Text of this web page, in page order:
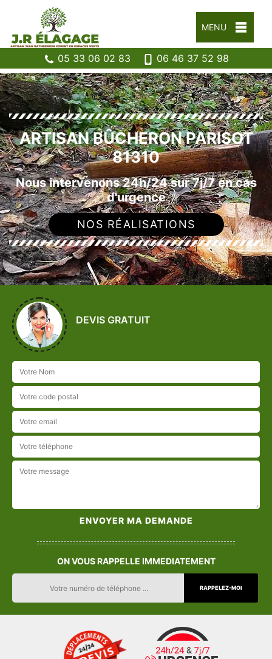
MENU
05 33 06 02 83 06 46 37 52 98
ARTISAN BÛCHERON PARISOT
81310
Nous intervenons 24h/24 sur 7j/7 en cas
d'urgence
NOS RÉALISATIONS
DEVIS GRATUIT
ON VOUS RAPPELLE IMMEDIATEMENT